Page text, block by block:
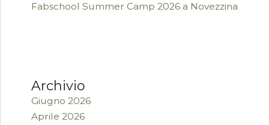
Fabschool Summer Camp 2026 a Novezzina
Archivio
Giugno 2026
Aprile 2026